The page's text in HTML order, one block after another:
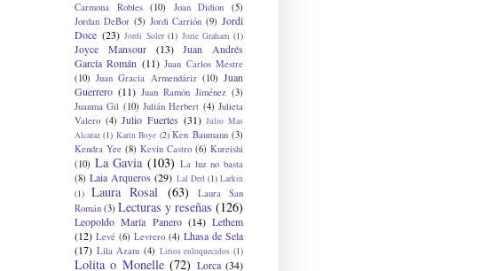
Carmona Robles
(10) Joan Didion
(5)
Jordan DeBor (5) Jordi Carrión (9) Jordi
Doce (23) Jordi Soler (1) Jorie Graham (1)
Joyce Mansour (13)
Juan Andrés
García Román (11) Juan Carlos Mestre
(10) Juan Gracia Armendáriz (10) Juan
Guerrero (11) Juan Ramón Jiménez (3)
Juanma Gil (10) Julián Herbert (4) Julieta
Valero (4) Julio Fuertes (31) Julio Mas
Alcaraz (1) Karin Boye (2) Ken Baumann (3)
Kendra Yee (8) Kevin Castro (6) Kureishi
(10) La Gavia (103) La luz no basta
(8) Laia Arqueros (29) Lal Ded (1) Larkin
(1)
Laura Rosal (63)
Laura San
Román (3) Lecturas y reseñas (126)
Leopoldo María Panero (14) Lethem
(12) Levé (6) Levrero (4) Lhasa de Sela
(17) Lila Azam (4) Lirios enloquecidos (1)
Lolita o Monelle (72) Lorca (34)